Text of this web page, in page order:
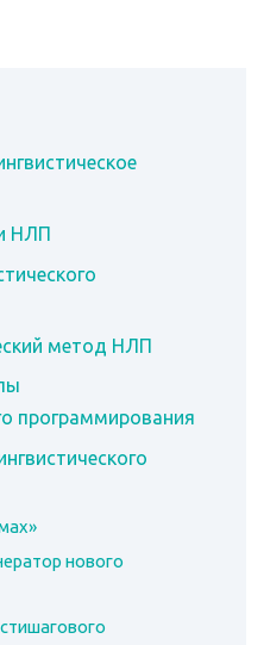
НЛП
метод НЛП
программирования
нового